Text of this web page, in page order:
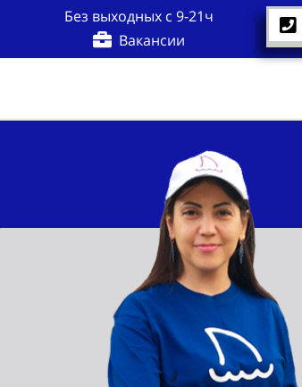
Без выходных с 9-21ч
Вакансии